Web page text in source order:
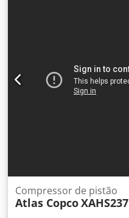
Compressor de pistão
Atlas CopcoXAHS237